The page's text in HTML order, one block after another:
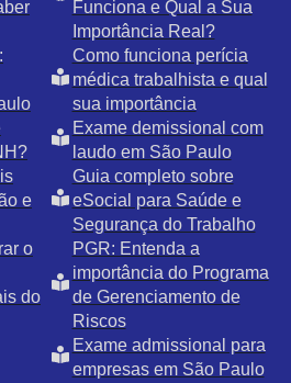
Funciona e Qual a Sua
Importância Real?
Como funciona perícia
médica trabalhista e qual
sua importância
Exame demissional com
laudo em São Paulo
e
Guia completo sobre
eSocial para Saúde e
Segurança do Trabalho
o
do
PGR: Entenda a
importância do Programa
de Gerenciamento de
Riscos
Exame admissional para
empresas em São Paulo